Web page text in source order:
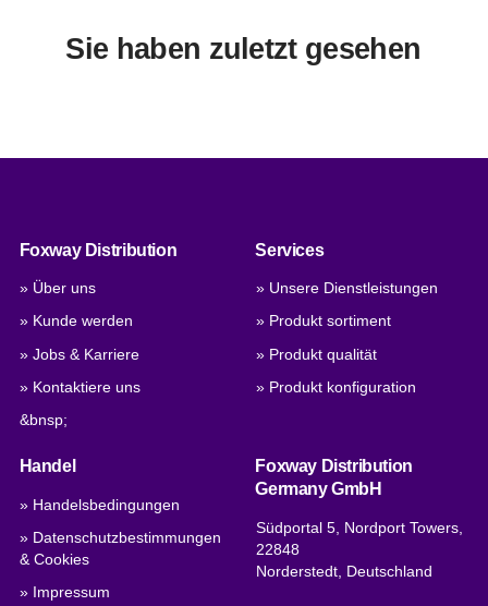
Sie haben zuletzt gesehen
Foxway Distribution
» Über uns
» Kunde werden
» Jobs & Karriere
» Kontaktiere uns
&bnsp;
Services
» Unsere Dienstleistungen
» Produkt sortiment
» Produkt qualität
» Produkt konfiguration
Handel
» Handelsbedingungen
» Datenschutzbestimmungen
& Cookies
» Impressum
Foxway Distribution
Germany GmbH
Südportal 5, Nordport Towers,
22848
Norderstedt, Deutschland